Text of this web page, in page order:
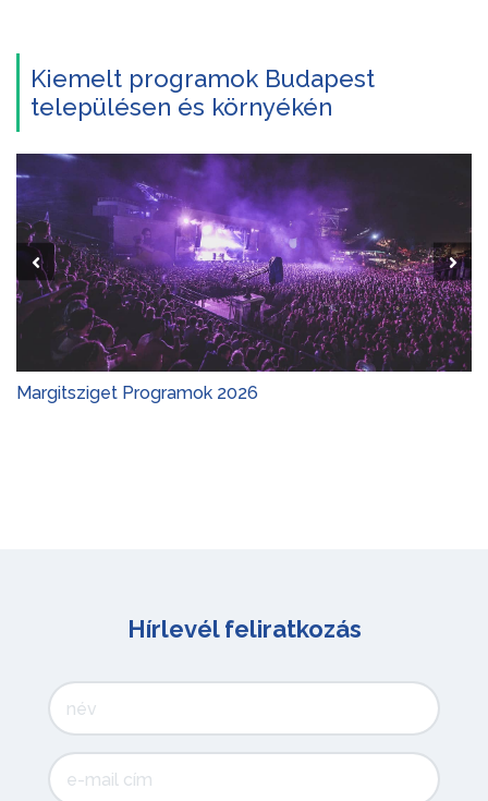
Kiemelt programok Budapest
településen és környékén
Margitsziget Programok 2026
Hírlevél feliratkozás